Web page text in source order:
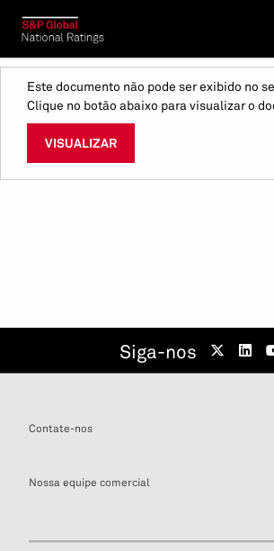
Este documento não pode ser exibido no
Clique no botão abaixo para visualizar o
VISUALIZAR
Siga-nos
Contate-nos
Nossa equipe comercial